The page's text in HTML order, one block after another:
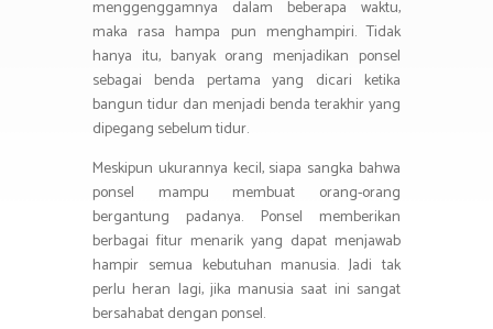
menggenggamnya dalam beberapa waktu,
maka rasa hampa pun menghampiri. Tidak
hanya itu, banyak orang menjadikan ponsel
sebagai benda pertama yang dicari ketika
bangun tidur dan menjadi benda terakhir yang
dipegang sebelum tidur.
Meskipun ukurannya kecil, siapa sangka bahwa
ponsel mampu membuat orang-orang
bergantung padanya. Ponsel memberikan
berbagai fitur menarik yang dapat menjawab
hampir semua kebutuhan manusia. Jadi tak
perlu heran lagi, jika manusia saat ini sangat
bersahabat dengan ponsel.